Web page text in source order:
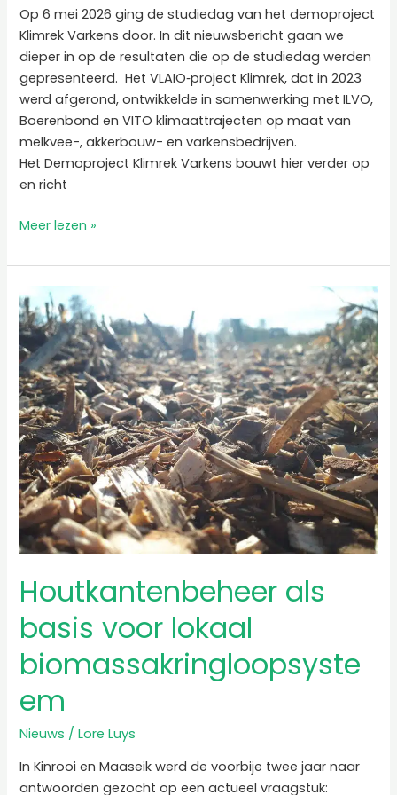
Op 6 mei 2026 ging de studiedag van het demoproject
Klimrek Varkens door. In dit nieuwsbericht gaan we
dieper in op de resultaten die op de studiedag werden
gepresenteerd. Het VLAIO‑project Klimrek, dat in 2023
werd afgerond, ontwikkelde in samenwerking met ILVO,
Boerenbond en VITO klimaattrajecten op maat van
melkvee-, akkerbouw- en varkensbedrijven.
Het Demoproject Klimrek Varkens bouwt hier verder op
en richt
Meer lezen »
Houtkantenbeheer als
basis voor lokaal
biomassakringloopsyste
em
Nieuws /Lore Luys
In Kinrooi en Maaseik werd de voorbije twee jaar naar
antwoorden gezocht op een actueel vraagstuk:
Houtkantenbeheer
als
basis
voor
lokaal
biomassakringloopsysteem